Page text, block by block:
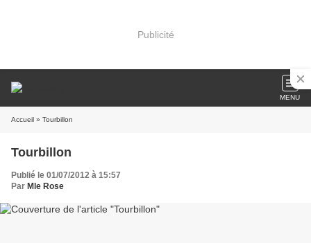
Publicité
MENU
Accueil » Tourbillon
Tourbillon
Publié le 01/07/2012 à 15:57
Par Mle Rose